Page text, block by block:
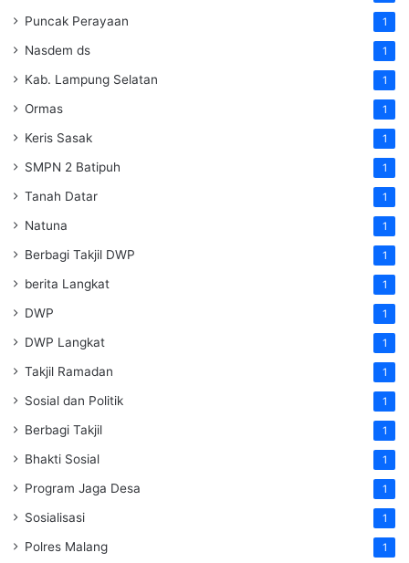
Puncak Perayaan 1
Nasdem ds 1
Kab. Lampung Selatan 1
Ormas 1
Keris Sasak 1
SMPN 2 Batipuh 1
Tanah Datar 1
Natuna 1
Berbagi Takjil DWP 1
berita Langkat 1
DWP 1
DWP Langkat 1
Takjil Ramadan 1
Sosial dan Politik 1
Berbagi Takjil 1
Bhakti Sosial 1
Program Jaga Desa 1
Sosialisasi 1
Polres Malang 1